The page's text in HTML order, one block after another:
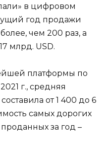
в цифровом
год продажи
чем 200 раз, а
млрд. USD.
платформы по
г., средняя
от 1 400 до 6
самых дорогих
за год –